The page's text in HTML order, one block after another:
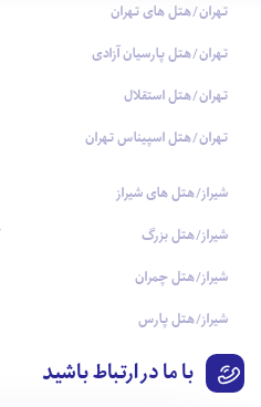
تهران/هتل های تهران
تهران/هتل پارسیان آزادی
تهران/هتل استقلال
تهران/هتل اسپیناس تهران
شیراز/هتل های شیراز
شیراز/هتل بزرگ
شیراز/هتل چمران
شیراز/هتل پارس
با ما در ارتباط باشید